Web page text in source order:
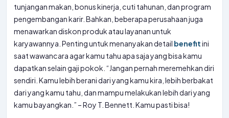
tunjangan makan, bonus kinerja, cuti tahunan, dan program
pengembangan karir. Bahkan, beberapa perusahaan juga
menawarkan diskon produk atau layanan untuk
karyawannya. Penting untuk menanyakan detail benefitini
saat wawancara agar kamu tahu apa saja yang bisa kamu
dapatkan selain gaji pokok. “Jangan pernah meremehkan diri
sendiri. Kamu lebih berani dari yang kamu kira, lebih berbakat
dari yang kamu tahu, dan mampu melakukan lebih dari yang
kamu bayangkan.” – Roy T. Bennett. Kamu pasti bisa!